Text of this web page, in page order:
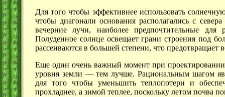
Для того чтобы эффективнее использовать
чтобы диагонали основания располагались с
вечерние лучи, наиболее предпочтительные
Полуденное солнце освещает грани строения под
рассеиваются в большей степени, что предотвращает
Еще один очень важный момент при
уровня земли —тем лучше. Рациональным шагом
для того чтобы уменьшить теплопотери и
прохладнее, а зимой теплее, поскольку летом почва